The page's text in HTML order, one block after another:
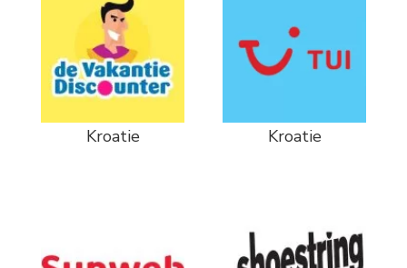
Kroatie Kroatie